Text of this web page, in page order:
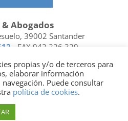
& Abogados
39002 Santander
- FAX 942 226 329
FacebookLinkedin
| Miembro de
propias y/o de terceros para
elaborar información
Puede consultar
política de cookies.